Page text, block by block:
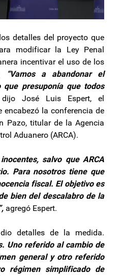
detalles del proyecto que
modificar la Ley Penal
incentivar el uso de los
“Vamos a abandonar el
que presuponía que todos
dijo José Luis Espert, el
encabezó la conferencia de
Pazo, titular de la Agencia
Aduanero (ARCA).
salvo que ARCA
Para nosotros tiene que
fiscal. El objetivo es
bien del descalabro de la
agregó Espert.
detalles de la medida.
Uno referido al cambio de
general y otro referido
régimen simplificado de